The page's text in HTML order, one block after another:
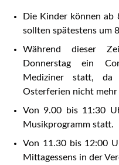
Die Kinder können ab
sollten spätestens um
Während dieser
Donnerstag ein
Mediziner statt,
Osterferien nicht mehr
Von 9.00 bis 11:30
Musikprogramm statt.
Von 11.30 bis 12:00
Mittagessens in der